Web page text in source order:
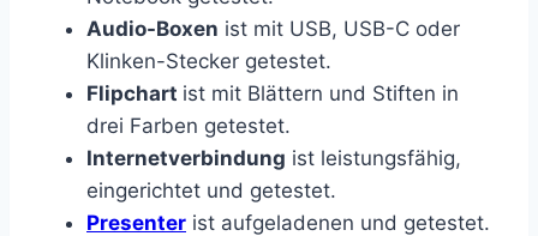
Audio-Boxen ist mit USB, USB-C oder
Klinken-Stecker getestet.
Flipchart ist mit Blättern und Stiften in
drei Farben getestet.
Internetverbindung ist leistungsfähig,
eingerichtet und getestet.
Presenter ist aufgeladenen und getestet.